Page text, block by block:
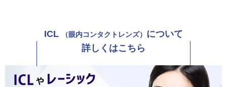
ICL （眼内コンタクトレンズ） について
詳しくはこちら